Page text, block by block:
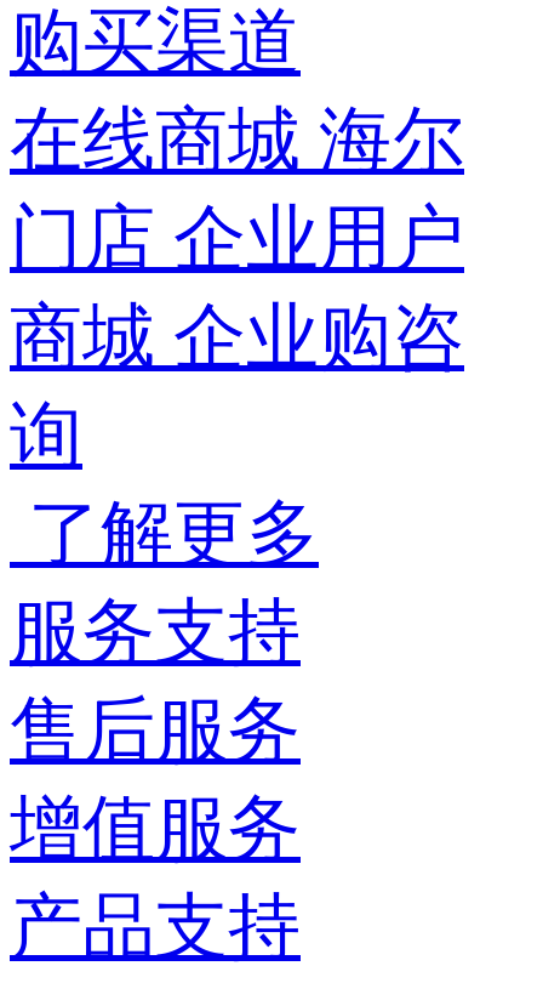
购买渠道
在线商城 海尔
门店 企业用户
商城 企业购咨
询
了解更多
服务支持
售后服务
增值服务
产品支持